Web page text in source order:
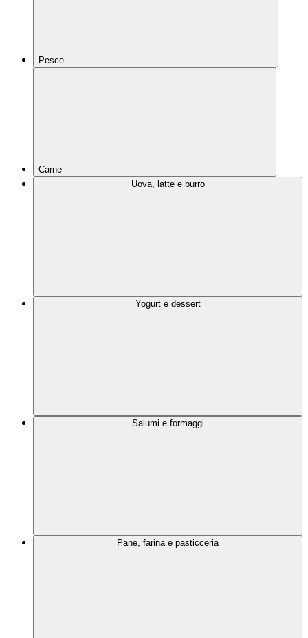
Pesce
Carne
Uova, latte e burro
Yogurt e dessert
Salumi e formaggi
Pane, farina e pasticceria